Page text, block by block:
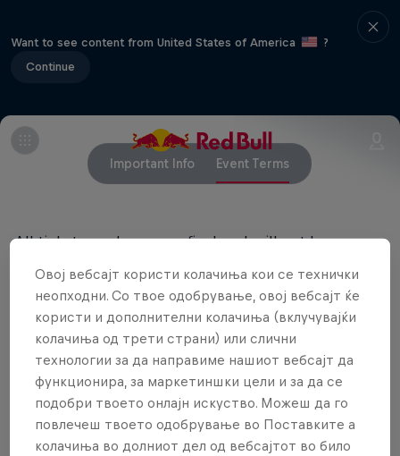
Want to see content from United States of America
?
Continue
Important Info Event Terms
All ticket purchases are final and will not be
refunded.
RED BULL PRIVACY POLICY
RED BULL TERMS OF USE
Поврзани настани
Овој вебсајт користи колачиња кои се технички
неопходни. Со твое одобрување, овој вебсајт ќе
користи и дополнителни колачиња (вклучувајќи
колачиња од трети страни) или слични
технологии за да направиме нашиот вебсајт да
функционира, за маркетиншки цели и за да се
подобри твоето онлајн искуство. Можеш да го
повлечеш твоето одобрување во Поставките а
колачиња во долниот дел од вебсајтот во било